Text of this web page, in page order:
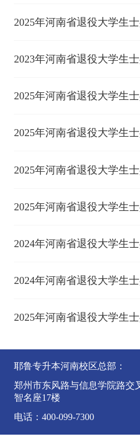
2025年河南省退役大学生
2023年河南省退役大学生
2025年河南省退役大学生
2025年河南省退役大学生
2025年河南省退役大学生
2025年河南省退役大学生
2024年河南省退役大学生
2024年河南省退役大学生
2025年河南省退役大学生
耶鲁专升本河南校区总部：
郑州市东风路与信息学院路交
智名座17楼
电话：400-099-7300